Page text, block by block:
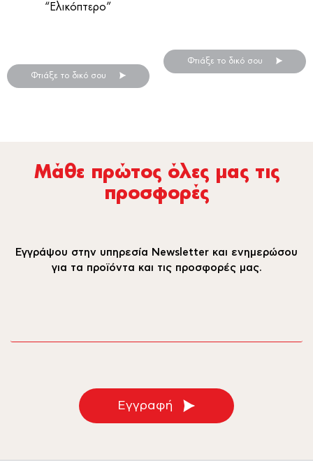
“Ελικόπτερο”
Φτιάξε το δικό σου
Φτιάξε το δικό σου
Μάθε πρώτος όλες µας τις
προσφορές
Εγγράψου στην υπηρεσία Newsletter και ενημερώσου
για τα προϊόντα και τις προσφορές μας.
Εγγραφή